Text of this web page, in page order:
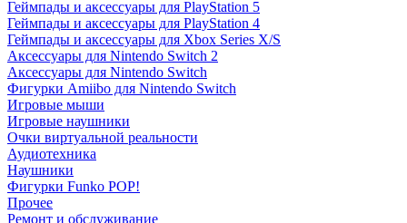
Геймпады и аксессуары для PlayStation 5
Геймпады и аксессуары для PlayStation 4
Геймпады и аксессуары для Xbox Series X/S
Аксессуары для Nintendo Switch 2
Аксессуары для Nintendo Switch
Фигурки Amiibo для Nintendo Switch
Игровые мыши
Игровые наушники
Очки виртуальной реальности
Аудиотехника
Наушники
Фигурки Funko POP!
Прочее
Ремонт и обслуживание